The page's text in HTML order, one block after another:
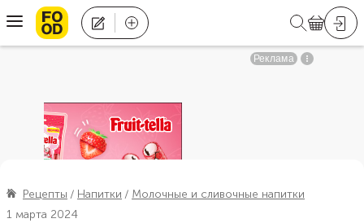
Рецепты Напитки
Молочные и сливочные напитки
1 марта 2024